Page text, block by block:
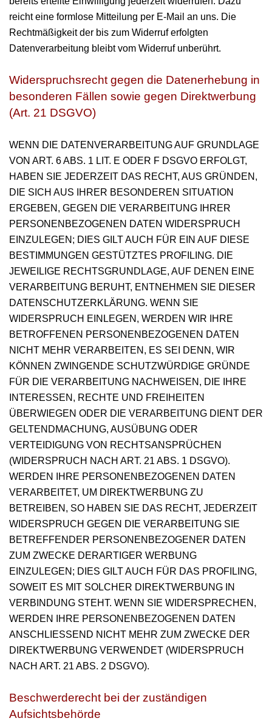
reicht eine formlose Mitteilung per E-Mail an uns. Die
Rechtmäßigkeit der bis zum Widerruf erfolgten
Datenverarbeitung bleibt vom Widerruf unberührt.
Widerspruchsrecht gegen die Datenerhebung in
besonderen Fällen sowie gegen Direktwerbung
(Art. 21 DSGVO)
WENN DIE DATENVERARBEITUNG AUF GRUNDLAGE
VON ART. 6 ABS. 1 LIT. E ODER F DSGVO ERFOLGT,
HABEN SIE JEDERZEIT DAS RECHT, AUS GRÜNDEN,
DIE SICH AUS IHRER BESONDEREN SITUATION
ERGEBEN, GEGEN DIE VERARBEITUNG IHRER
PERSONENBEZOGENEN DATEN WIDERSPRUCH
EINZULEGEN; DIES GILT AUCH FÜR EIN AUF DIESE
BESTIMMUNGEN GESTÜTZTES PROFILING. DIE
JEWEILIGE RECHTSGRUNDLAGE, AUF DENEN EINE
VERARBEITUNG BERUHT, ENTNEHMEN SIE DIESER
DATENSCHUTZERKLÄRUNG. WENN SIE
WIDERSPRUCH EINLEGEN, WERDEN WIR IHRE
BETROFFENEN PERSONENBEZOGENEN DATEN
NICHT MEHR VERARBEITEN, ES SEI DENN, WIR
KÖNNEN ZWINGENDE SCHUTZWÜRDIGE GRÜNDE
FÜR DIE VERARBEITUNG NACHWEISEN, DIE IHRE
INTERESSEN, RECHTE UND FREIHEITEN
ÜBERWIEGEN ODER DIE VERARBEITUNG DIENT DER
GELTENDMACHUNG, AUSÜBUNG ODER
VERTEIDIGUNG VON RECHTSANSPRÜCHEN
(WIDERSPRUCH NACH ART. 21 ABS. 1 DSGVO).
WERDEN IHRE PERSONENBEZOGENEN DATEN
VERARBEITET, UM DIREKTWERBUNG ZU
BETREIBEN, SO HABEN SIE DAS RECHT, JEDERZEIT
WIDERSPRUCH GEGEN DIE VERARBEITUNG SIE
BETREFFENDER PERSONENBEZOGENER DATEN
ZUM ZWECKE DERARTIGER WERBUNG
EINZULEGEN; DIES GILT AUCH FÜR DAS PROFILING,
SOWEIT ES MIT SOLCHER DIREKTWERBUNG IN
VERBINDUNG STEHT. WENN SIE WIDERSPRECHEN,
WERDEN IHRE PERSONENBEZOGENEN DATEN
ANSCHLIESSEND NICHT MEHR ZUM ZWECKE DER
DIREKTWERBUNG VERWENDET (WIDERSPRUCH
NACH ART. 21 ABS. 2 DSGVO).
Beschwerderecht bei der zuständigen
Aufsichtsbehörde